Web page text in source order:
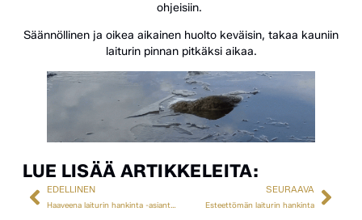
ohjeisiin.
Säännöllinen ja oikea aikainen huolto keväisin, takaa kauniin
laiturin pinnan pitkäksi aikaa.
LUE LISÄÄ ARTIKKELEITA:
EDELLINEN
Haaveena laiturin hankinta -asiantuntijat apunasi!
SEURAAVA
Esteettömän laiturin hankinta